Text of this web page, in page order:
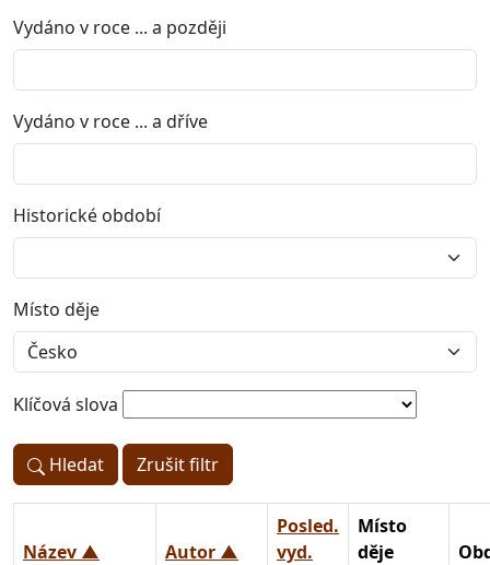
Vydáno v roce ... a později
Vydáno v roce ... a dříve
Historické období
Místo děje
Klíčová slova
Hledat Zrušit filtr
Název ▲ Autor ▲
Posled.
vyd.
Místo
děje